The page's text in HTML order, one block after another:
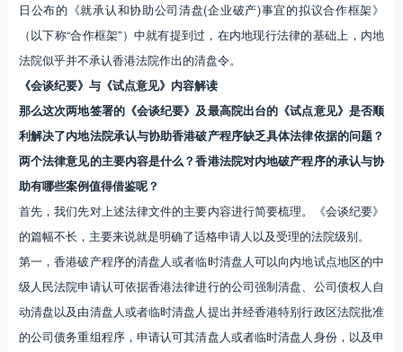
日公布的《就承认和协助公司清盘(企业破产)事宜的拟议合作框架》
（以下称“合作框架”）中就有提到过，在内地现行法律的基础上，内地
法院似乎并不承认香港法院作出的清盘令。
《会谈纪要》与《试点意见》内容解读
那么这次两地签署的《会谈纪要》及最高院出台的《试点意见》是否顺
利解决了内地法院承认与协助香港破产程序缺乏具体法律依据的问题？
两个法律意见的主要内容是什么？香港法院对内地破产程序的承认与协
助有哪些案例值得借鉴呢？
首先，我们先对上述法律文件的主要内容进行简要梳理。《会谈纪要》
的篇幅不长，主要来说就是明确了适格申请人以及受理的法院级别。
第一，香港破产程序的清盘人或者临时清盘人可以向内地试点地区的中
级人民法院申请认可依据香港法律进行的公司强制清盘、公司债权人自
动清盘以及由清盘人或者临时清盘人提出并经香港特别行政区法院批准
的公司债务重组程序，申请认可其清盘人或者临时清盘人身份，以及申